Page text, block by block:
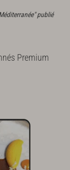
publié
Premium